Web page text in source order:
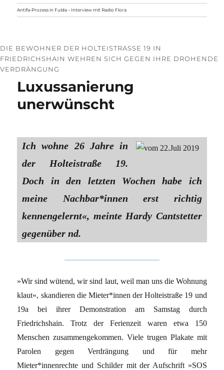
Antifa-Prozess in Fulda – Interview mit Radio Flora
DIE BEWOHNER DER HOLTEISTRASSE 19 IN F
RIEDRICHSHAIN WEHREN SICH GEGEN IHRE DROHENDE V
ERDRÄNGUNG
Luxussanierung
unerwünscht
Ich wohne 26 Jahre in
der Holteistraße 19.
Doch in den letzten Wochen habe ich
meine Nachbar*innen erst richtig
kennengelernt«, meinte Hardy Cantstetter
gegenüber nd.
»Wir sind wütend, wir sind laut, weil man uns die Wohnung
klaut«, skandieren die Mieter*innen der Holteistraße 19 und
19a bei ihrer Demonstration am Samstag durch
Friedrichshain. Trotz der Ferienzeit waren etwa 150
Menschen zusammengekommen. Viele trugen Plakate mit
Parolen gegen Verdrängung und für mehr
Mieter*innenrechte und Schilder mit der Aufschrift »SOS